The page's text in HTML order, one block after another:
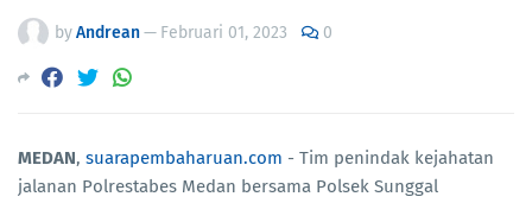
byAndrean— Februari 01, 2023 0
MEDAN, suarapembaharuan.com - Tim penindak kejahatan
jalanan Polrestabes Medan bersama Polsek Sunggal